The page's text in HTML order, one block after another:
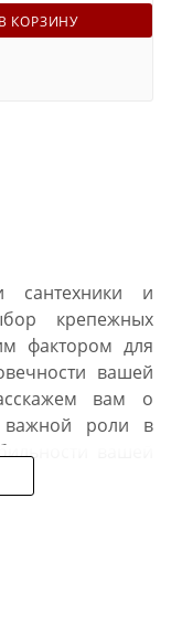
В КОРЗИНУ
сантехники и
крепежных
фактором для
вашей
вам о
важной роли в
вашей